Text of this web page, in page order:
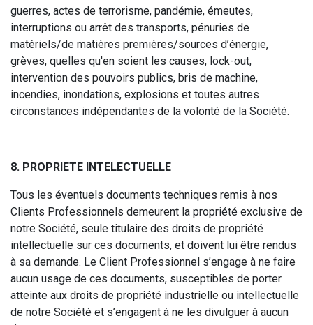
guerres, actes de terrorisme, pandémie, émeutes,
interruptions ou arrêt des transports, pénuries de
matériels/de matières premières/sources d’énergie,
grèves, quelles qu'en soient les causes, lock-out,
intervention des pouvoirs publics, bris de machine,
incendies, inondations, explosions et toutes autres
circonstances indépendantes de la volonté de la Société.
8. PROPRIETE INTELECTUELLE
Tous les éventuels documents techniques remis à nos
Clients Professionnels demeurent la propriété exclusive de
notre Société, seule titulaire des droits de propriété
intellectuelle sur ces documents, et doivent lui être rendus
à sa demande. Le Client Professionnel s’engage à ne faire
aucun usage de ces documents, susceptibles de porter
atteinte aux droits de propriété industrielle ou intellectuelle
de notre Société et s’engagent à ne les divulguer à aucun